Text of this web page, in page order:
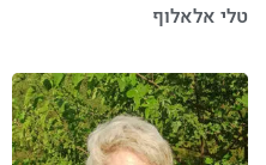
טלי אלאלוף